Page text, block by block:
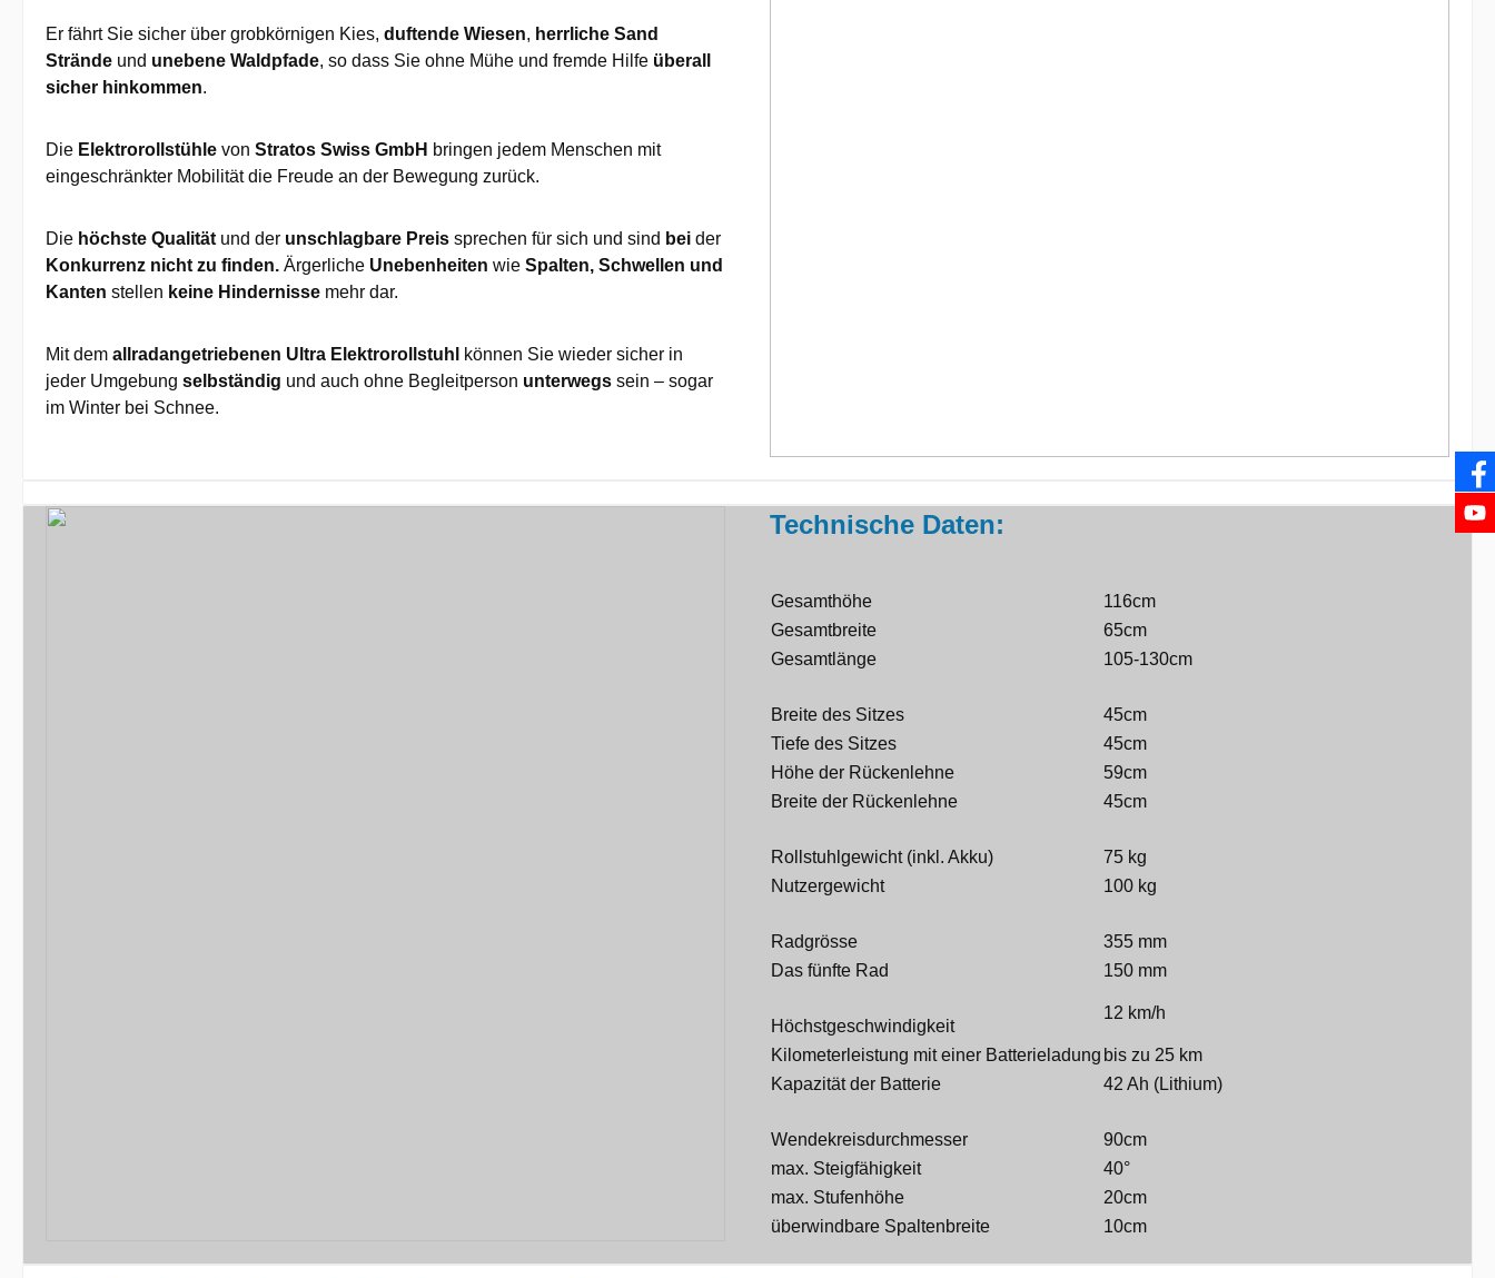
Er fährt Sie sicher über grobkörnigen Kies, duftende Wiesen, herrliche Sand
Strände und unebene Waldpfade, so dass Sie ohne Mühe und fremde Hilfe überall
sicher hinkommen.
Die Elektrorollstühle von Stratos Swiss GmbH bringen jedem Menschen mit
eingeschränkter Mobilität die Freude an der Bewegung zurück.
Die höchste Qualität und der unschlagbare Preis sprechen für sich und sind bei der
Konkurrenz nicht zu finden. Ärgerliche Unebenheiten wie Spalten, Schwellen und
Kanten stellen keine Hindernisse mehr dar.
Mit dem allradangetriebenen Ultra Elektrorollstuhl
können Sie wieder sicher in
jeder Umgebung selbständig und auch ohne Begleitperson unterwegs sein – sogar
im Winter bei Schnee.
Technische Daten:
Gesamthöhe
116cm
Gesamtbreite
65cm
Gesamtlänge
105-130cm
Breite des Sitzes
45cm
Tiefe des Sitzes
45cm
Höhe der Rückenlehne
59cm
Breite der Rückenlehne
45cm
Rollstuhlgewicht (inkl. Akku)
75 kg
Nutzergewicht
100 kg
Radgrösse
355 mm
Das fünfte Rad
150 mm
Höchstgeschwindigkeit
12 km/h
Kilometerleistung mit einer Batterieladung bis zu 25 km
Kapazität der Batterie
42 Ah (Lithium)
Wendekreisdurchmesser
90cm
max. Steigfähigkeit
40°
max. Stufenhöhe
20cm
überwindbare Spaltenbreite
10cm